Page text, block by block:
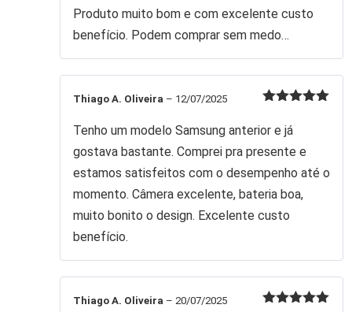
de 5
Produto muito bom e com excelente custo
benefício. Podem comprar sem medo…
de 5
Thiago A. Oliveira – 12/07/2025
Tenho um modelo Samsung anterior e já
gostava bastante. Comprei pra presente e
estamos satisfeitos com o desempenho até o
momento. Câmera excelente, bateria boa,
muito bonito o design. Excelente custo
benefício.
Thiago A. Oliveira – 20/07/2025